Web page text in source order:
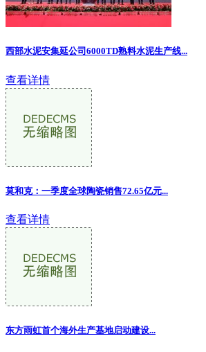
西部水泥安集延公司6000TD熟料水泥生产线...
查看详情
莫和克：一季度全球陶瓷销售72.65亿元...
查看详情
东方雨虹首个海外生产基地启动建设...